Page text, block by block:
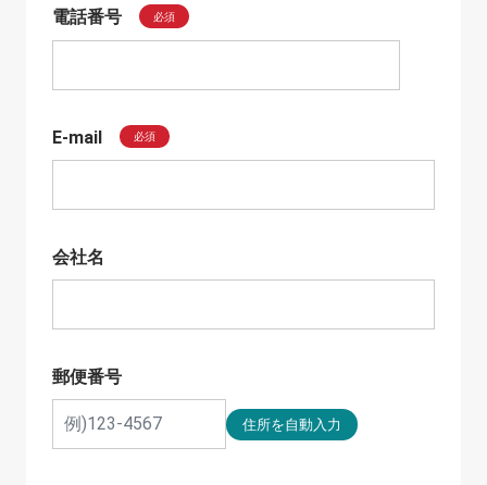
電話番号 必須
E-mail 必須
会社名
郵便番号